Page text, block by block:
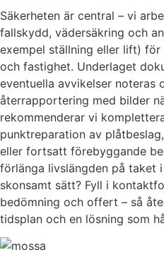
Säkerheten är central – vi
fallskydd, vädersäkring och
exempel ställning eller lift)
och fastighet. Underlaget
eventuella avvikelser noteras
återrapportering med bilder
rekommenderar vi
punktreparation av
eller fortsatt förebyggande
förlänga livslängden på taket
skonsamt sätt? Fyll i
bedömning och offert – så
tidsplan och en lösning som